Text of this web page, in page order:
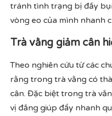
tránh tình trạng bị đầy
vòng eo của mình nhanh
Trà vằng giảm cân
Theo nghiên cứu từ các
rằng trong trà vằng có
cân. Đặc biệt trong trà
vị đắng giúp đẩy nhanh